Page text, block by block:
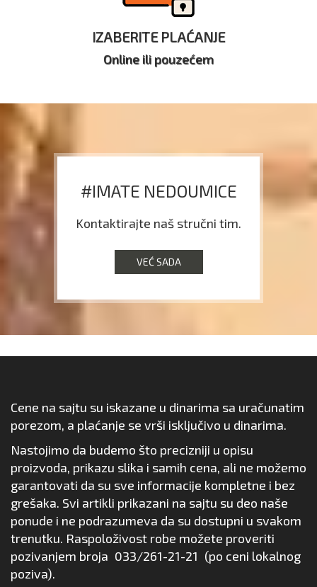
IZABERITE PLAĆANJE
Online ili pouzećem
#IMATE NEDOUMICE
Kontaktirajte naš stručni tim.
VEĆ SADA
Cene na sajtu su iskazane u dinarima sa uračunatim
porezom, a plaćanje se vrši isključivo u dinarima.
Nastojimo da budemo što precizniji u opisu
proizvoda, prikazu slika i samih cena, ali ne možemo
garantovati da su sve informacije kompletne i bez
grešaka. Svi artikli prikazani na sajtu su deo naše
ponude i ne podrazumeva da su dostupni u svakom
trenutku. Raspoloživost robe možete proveriti
pozivanjem broja 033/261-21-21 (po ceni lokalnog
poziva).